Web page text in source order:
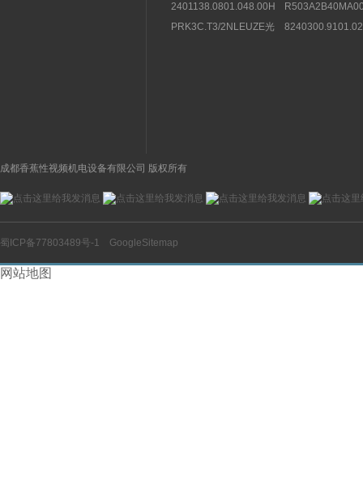
2401138.0801.048.00HERION
数据
PRK3C.T3/2NLEUZE光
成都香蕉性视频机电设备有限公司 版权所有
蜀ICP备77803489号-1 GoogleSitemap
网站地图